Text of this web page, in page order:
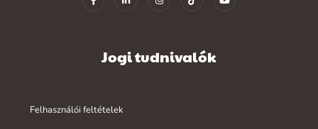
Jogi tudnivalók
Felhasználói feltételek